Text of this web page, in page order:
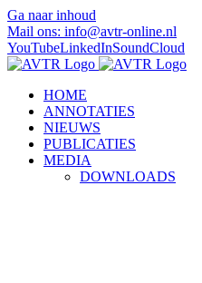
Ga naar inhoud
Mail ons: info@avtr-online.nl
YouTubeLinkedInSoundCloud
HOME
ANNOTATIES
NIEUWS
PUBLICATIES
MEDIA
DOWNLOADS